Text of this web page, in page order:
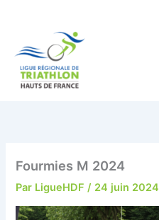
Fourmies M 2024
Par LigueHDF/ 24 juin 2024